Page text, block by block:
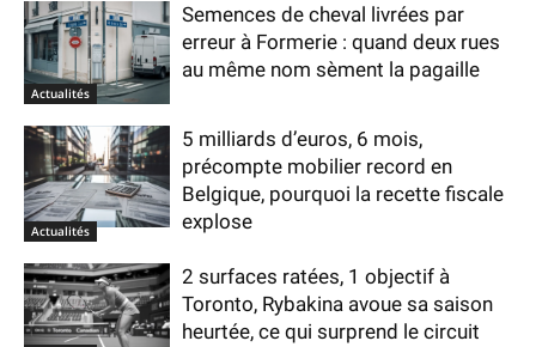
Actualités
Semences de cheval livrées par
erreur à Formerie : quand deux rues
au même nom sèment la pagaille
Actualités
5 milliards d’euros, 6 mois,
précompte mobilier record en
Belgique, pourquoi la recette fiscale
explose
2 surfaces ratées, 1 objectif à
Toronto, Rybakina avoue sa saison
heurtée, ce qui surprend le circuit